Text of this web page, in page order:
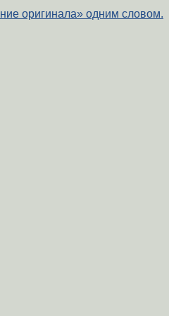
оригинала» одним словом.